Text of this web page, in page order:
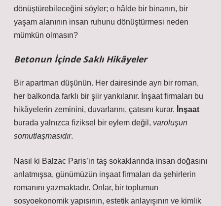
dönüştürebileceğini söyler; o hâlde bir binanın, bir
yaşam alanının insan ruhunu dönüştürmesi neden
mümkün olmasın?
Betonun İçinde Saklı Hikâyeler
Bir apartman düşünün. Her dairesinde ayrı bir roman,
her balkonda farklı bir şiir yankılanır. İnşaat firmaları bu
hikâyelerin zeminini, duvarlarını, çatısını kurar. İnşaat
burada yalnızca fiziksel bir eylem değil, varoluşun
somutlaşmasıdır.
Nasıl ki Balzac Paris’in taş sokaklarında insan doğasını
anlatmışsa, günümüzün inşaat firmaları da şehirlerin
romanını yazmaktadır. Onlar, bir toplumun
sosyoekonomik yapısının, estetik anlayışının ve kimlik